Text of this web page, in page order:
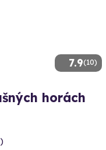
7.9(10)
horách